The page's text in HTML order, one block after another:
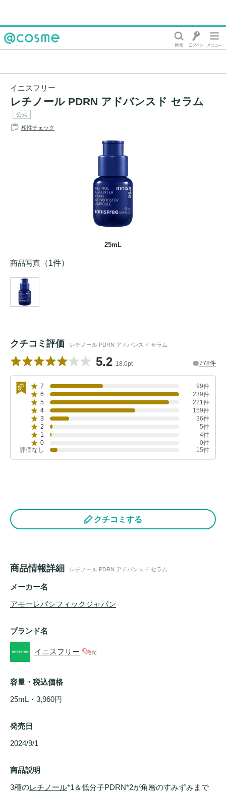
イニスフリー
レチノール PDRN アドバンスド セラム
公式
相性チェック
25mL
商品写真 （1件）
クチコミ評価 レチノール PDRN アドバンスド セラム
5.2 18.0pt 778件
7
99件
6
239件
5
221件
4
159件
3
36件
2
5件
1
4件
0
0件
評価なし
15件
クチコミする
商品情報詳細 レチノール PDRN アドバンスド セラム
メーカー名
アモーレパシフィックジャパン
ブランド名
イニスフリー
容量・税込価格
25mL・3,960円
発売日
2024/9/1
商品説明
3種のレチノール*1＆低分子PDRN*2が角層のすみずみまで